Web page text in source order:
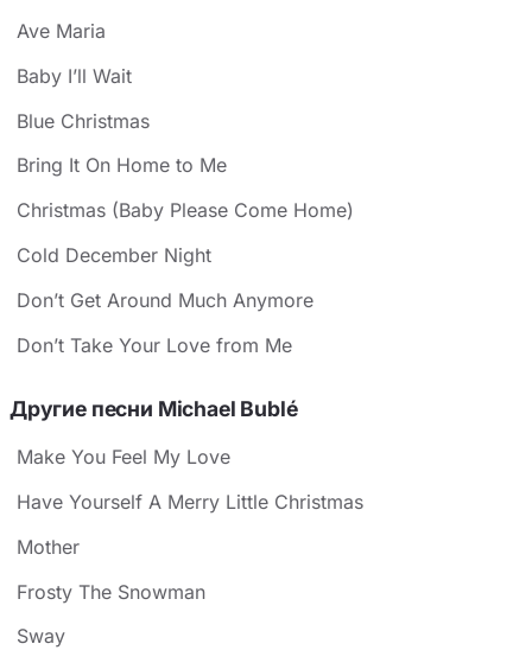
Ave Maria
Baby I’ll Wait
Blue Christmas
Bring It On Home to Me
Christmas (Baby Please Come Home)
Cold December Night
Don’t Get Around Much Anymore
Don’t Take Your Love from Me
Другие песни Michael Bublé
Make You Feel My Love
Have Yourself A Merry Little Christmas
Mother
Frosty The Snowman
Sway